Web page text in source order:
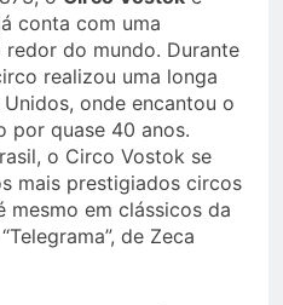
conta com uma
do mundo. Durante
realizou uma longa
onde encantou o
por quase 40 anos.
o Circo Vostok se
mais prestigiados circos
mesmo em clássicos da
de Zeca